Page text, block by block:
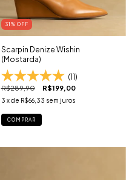
31 % OFF
Scarpin Denize Wishin
(Mostarda)
(11)
R$289,90 R$199,00
3 x de R$66,33 sem juros
COMPRAR